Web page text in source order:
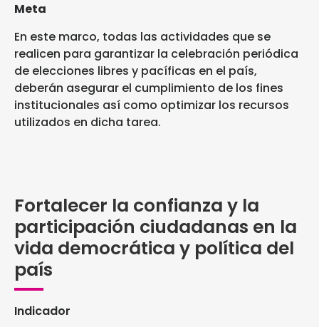
Meta
En este marco, todas las actividades que se
realicen para garantizar la celebración periódica
de elecciones libres y pacíficas en el país,
deberán asegurar el cumplimiento de los fines
institucionales así como optimizar los recursos
utilizados en dicha tarea.
Fortalecer la confianza y la
participación ciudadanas en la
vida democrática y política del
país
Indicador